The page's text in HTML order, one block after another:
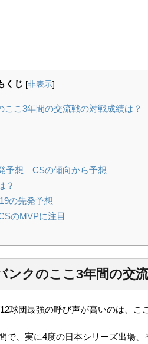
くじ [非表示]
ここ3年間の交流戦の対戦成績は？
予想｜CSの傾向から予想
？
の先発予想
のMVPに注目
ンクのここ3年間の交
球団最強の呼び声が高いのは、こ
で、実に4度の日本シリーズ出場